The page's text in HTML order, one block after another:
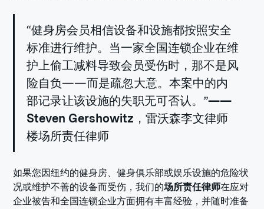
“健身房会员相信设备和设施都按照安全
标准进行维护。当一家全国连锁企业在维
护上偷工减料导致会员受伤时，那不是风
险自负——而是疏忽大意。本案中的内
部记录让该设施的失职无可否认。”——
Steven Gershowitz ，雷沃森李文律师
楼场所责任律师
如果您因纽约的健身房、健身俱乐部或娱乐设施的危险状
况或维护不善的设备而受伤，我们的场所责任律师在应对
企业被告和全国连锁企业方面拥有丰富经验，并随时准备